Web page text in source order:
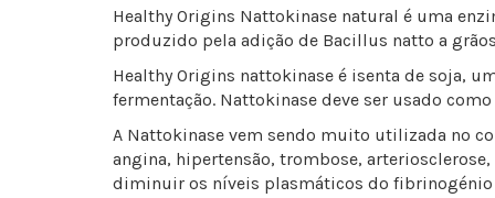
Healthy Origins Nattokinase natural é uma
produzido pela adição de Bacillus natto a
Healthy Origins nattokinase é isenta de soja,
fermentação. Nattokinase deve ser usado
A Nattokinase vem sendo muito utilizada no
angina, hipertensão, trombose,
diminuir os níveis plasmáticos do fibrinogénio